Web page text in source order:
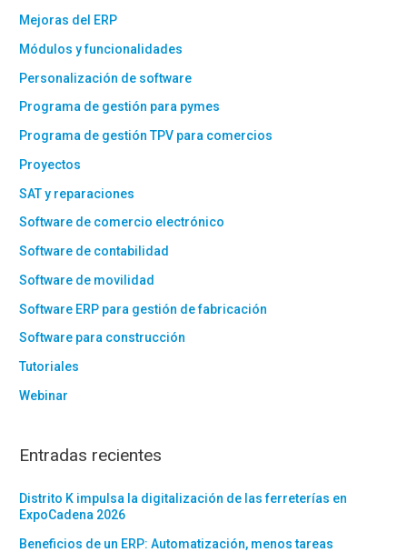
Mejoras del ERP
Módulos y funcionalidades
Personalización de software
Programa de gestión para pymes
Programa de gestión TPV para comercios
Proyectos
SAT y reparaciones
Software de comercio electrónico
Software de contabilidad
Software de movilidad
Software ERP para gestión de fabricación
Software para construcción
Tutoriales
Webinar
Entradas recientes
Distrito K impulsa la digitalización de las ferreterías en
ExpoCadena 2026
Beneficios de un ERP: Automatización, menos tareas